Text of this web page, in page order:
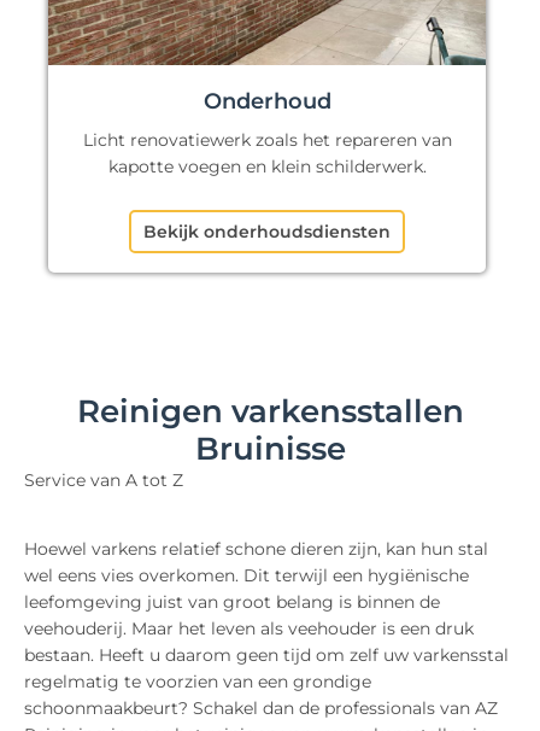
Onderhoud
Licht renovatiewerk zoals het repareren van
kapotte voegen en klein schilderwerk.
Bekijk onderhoudsdiensten
Reinigen varkensstallen
Bruinisse
Service van A tot Z
Hoewel varkens relatief schone dieren zijn, kan hun stal
wel eens vies overkomen. Dit terwijl een hygiënische
leefomgeving juist van groot belang is binnen de
veehouderij. Maar het leven als veehouder is een druk
bestaan. Heeft u daarom geen tijd om zelf uw varkensstal
regelmatig te voorzien van een grondige
schoonmaakbeurt? Schakel dan de professionals van AZ